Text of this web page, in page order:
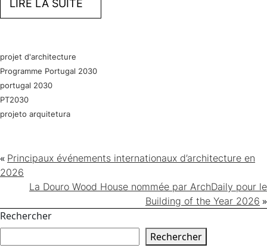
LIRE LA SUITE
projet d'architecture
Programme Portugal 2030
portugal 2030
PT2030
projeto arquitetura
« Principaux événements internationaux d’architecture en
2026
La Douro Wood House nommée par ArchDaily pour le
Building of the Year 2026 »
Rechercher
Rechercher